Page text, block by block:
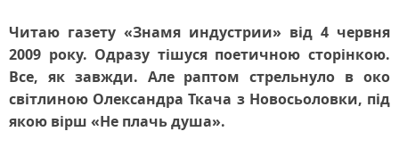
Читаю газету «Знамя индустрии» від 4 червня
2009 року. Одразу тішуся поетичною сторінкою.
Все, як завжди. Але раптом стрельнуло в око
світлиною Олександра Ткача з Новосьоловки, під
якою вірш «Не плачь душа».